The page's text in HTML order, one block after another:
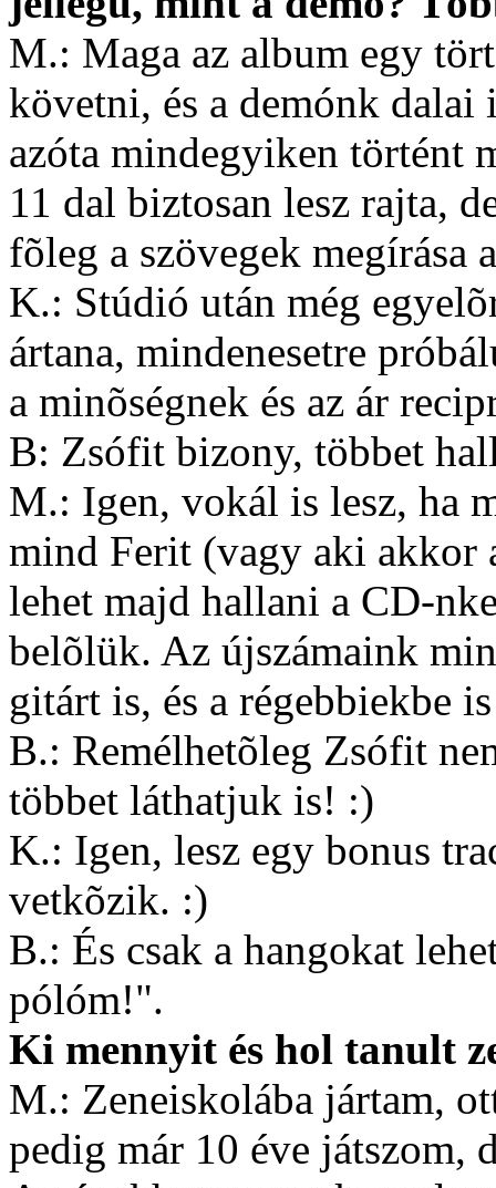
M.: Maga az album egy
követni, és a demónk dalai
azóta mindegyiken történt
11 dal biztosan lesz rajta,
fõleg a szövegek megírása
K.: Stúdió után még
ártana, mindenesetre
a minõségnek és az ár
B: Zsófit bizony, többet
M.: Igen, vokál is lesz, ha
mind Ferit (vagy aki akkor
lehet majd hallani a CD-
belõlük. Az újszámaink
gitárt is, és a régebbiekbe
B.: Remélhetõleg Zsófit
többet láthatjuk is! :)
K.: Igen, lesz egy bonus
vetkõzik. :)
B.: És csak a hangokat
pólóm!".
Ki mennyit és hol tanult
M.: Zeneiskolába jártam,
pedig már 10 éve játszom,